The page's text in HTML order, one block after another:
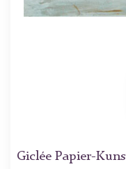
Giclée Papier-